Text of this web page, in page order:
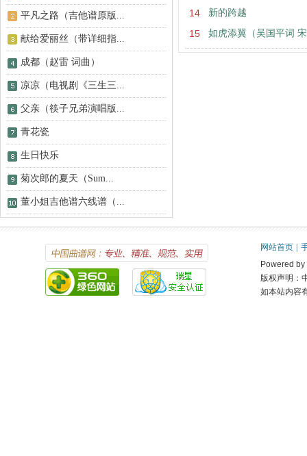
14 新的跨越
15 如虎添翼（吴国平词
平凡之路（吉他谱原版...
献给爱丽丝（带详细指...
成都（赵雷 词曲）
凉凉（电视剧《三生三...
父亲（筷子兄弟演唱版...
青花瓷
生日快乐
菊次郎的夏天（Sum...
董小姐吉他谱六线谱（...
网站首页
Powered
版权声明：
如本站内容